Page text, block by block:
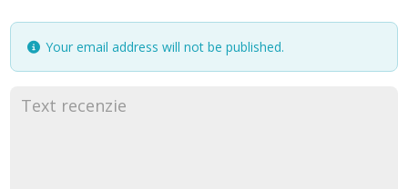
Your email address will not be published.